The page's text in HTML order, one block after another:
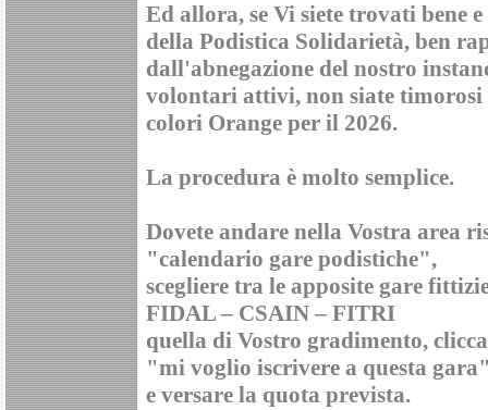
Ed allora, se Vi siete trovati bene
della Podistica Solidarietà, ben
dall'abnegazione del nostro
volontari attivi, non siate
colori Orange per il 2026.
La procedura è molto semplice.
Dovete andare nella Vostra area
"calendario gare podistiche",
scegliere tra le apposite gare
FIDAL – CSAIN – FITRI
quella di Vostro gradimento,
"mi voglio iscrivere a questa
e versare la quota prevista.